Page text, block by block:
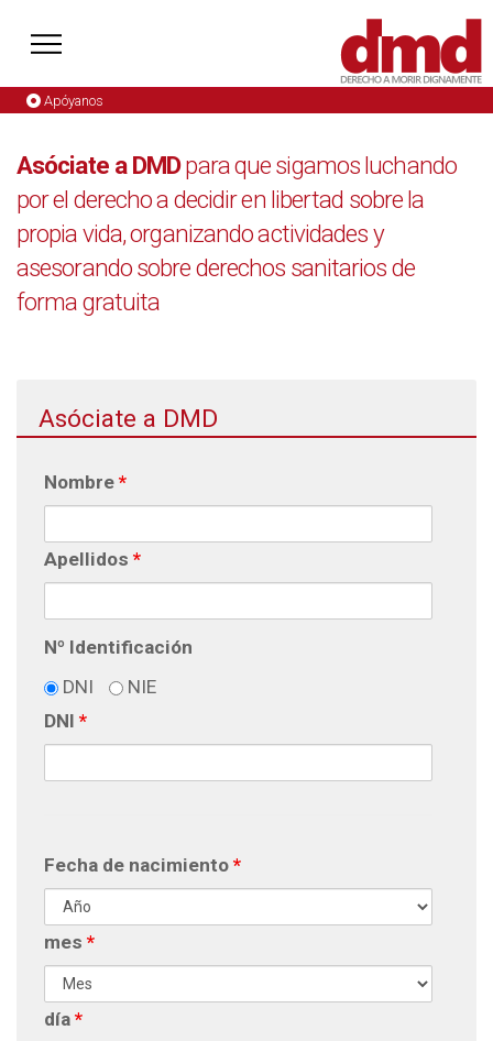
Apóyanos
Asóciate a DMDpara que sigamos luchando
por el derecho adecidir en libertad sobre la
propia vida, organizando actividades y
asesorando sobre derechos sanitarios de
forma gratuita
Asóciate a DMD
Nombre *
Apellidos *
Nº Identificación
DNI
NIE
DNI *
Fecha de nacimiento *
mes *
día *